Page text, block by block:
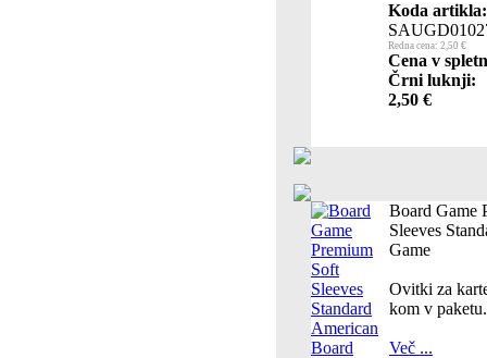
Koda artikla:
Redna cena: 2,50 €
Cena v
Črni luknji:
2,50 €
Board Game
Sleeves
Game
Ovitki za
kom v paketu.
Več ...